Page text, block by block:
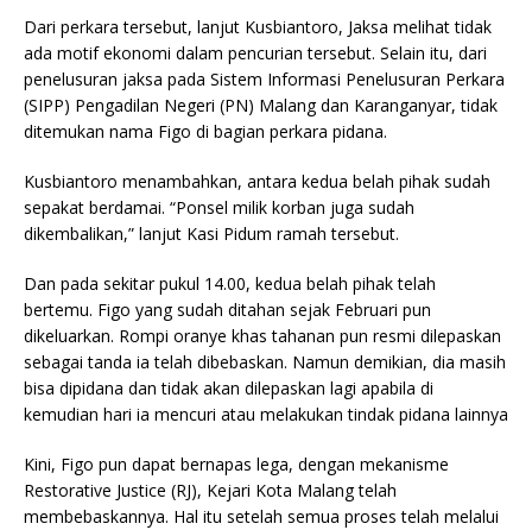
Dari perkara tersebut, lanjut Kusbiantoro, Jaksa melihat tidak
ada motif ekonomi dalam pencurian tersebut. Selain itu, dari
penelusuran jaksa pada Sistem Informasi Penelusuran Perkara
(SIPP) Pengadilan Negeri (PN) Malang dan Karanganyar, tidak
ditemukan nama Figo di bagian perkara pidana.
Kusbiantoro menambahkan, antara kedua belah pihak sudah
sepakat berdamai. “Ponsel milik korban juga sudah
dikembalikan,” lanjut Kasi Pidum ramah tersebut.
Dan pada sekitar pukul 14.00, kedua belah pihak telah
bertemu. Figo yang sudah ditahan sejak Februari pun
dikeluarkan. Rompi oranye khas tahanan pun resmi dilepaskan
sebagai tanda ia telah dibebaskan. Namun demikian, dia masih
bisa dipidana dan tidak akan dilepaskan lagi apabila di
kemudian hari ia mencuri atau melakukan tindak pidana lainnya
Kini, Figo pun dapat bernapas lega, dengan mekanisme
Restorative Justice (RJ), Kejari Kota Malang telah
membebaskannya. Hal itu setelah semua proses telah melalui